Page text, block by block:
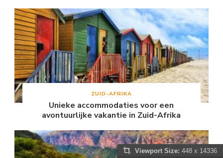
ZUID-AFRIKA
Unieke accommodaties voor een
avontuurlijke vakantie in Zuid-Afrika
Viewport Size: 448 x 14336